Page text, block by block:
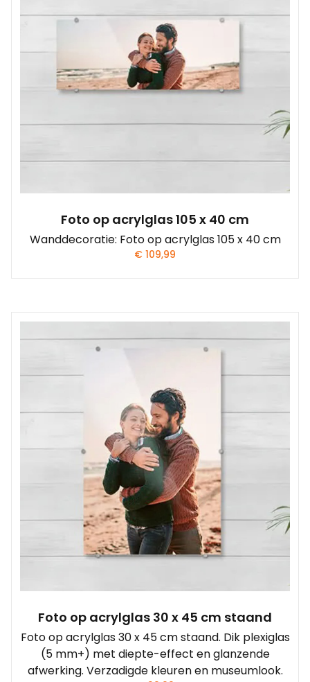
Foto op acrylglas 105 x 40 cm
Wanddecoratie: Foto op acrylglas 105 x 40 cm
€ 109,99
Foto op acrylglas 30 x 45 cm staand
Foto op acrylglas 30 x 45 cm staand. Dik plexiglas
(5 mm+) met diepte-effect en glanzende
afwerking. Verzadigde kleuren en museumlook.